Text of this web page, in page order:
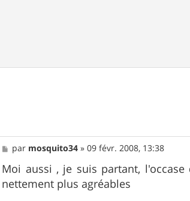
M
e
s
s
a
par mosquito34 »09 févr. 2008, 13:38
Moi aussi , je suis partant,
nettement plus agréables